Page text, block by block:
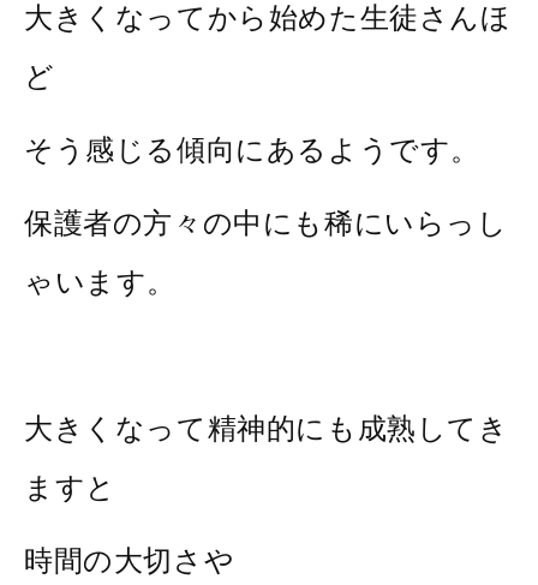
大きくなってから始めた生徒さんほ
ど
そう感じる傾向にあるようです。
保護者の方々の中にも稀にいらっし
ゃいます。
大きくなって精神的にも成熟してき
ますと
時間の大切さや